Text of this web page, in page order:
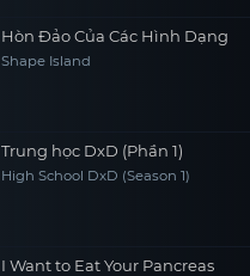
Hòn Đảo Của Các Hình Dạng
Shape Island
Trung học DxD (Phần 1)
High School DxD (Season 1)
I Want to Eat Your Pancreas